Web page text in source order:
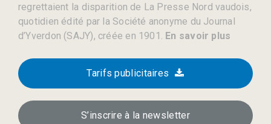
regrettaient la disparition de La Presse Nord vaudois,
quotidien édité par la Société anonyme du Journal
d’Yverdon (SAJY), créée en 1901. En savoir plus
Tarifs publicitaires
S’inscrire à la newsletter